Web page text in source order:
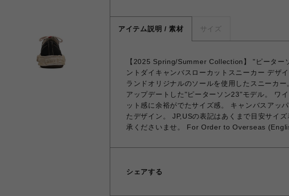
アイテム説明 / 素材 サイズ
【2025 Spring/Summer Collection】 "ピーター
ントダイキャンバスローカットスニーカー デザ
ランドオリジナルのソールを使用したスニーカ
アップデートした"ピーターソン23"モデル。 ワ
ット感に余裕がでたサイズ感。 キャンバスアッ
たデザイン。 JP,USの表記はあくまで目安サイ
承くださいませ。 For Order to Overseas
シェアする